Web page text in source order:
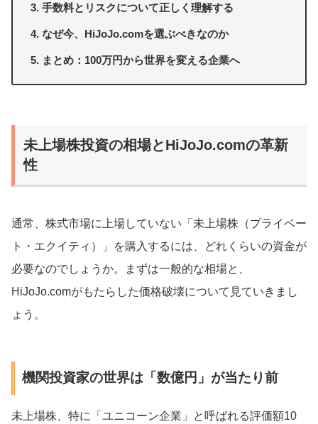
手数料とリスクについて正しく理解する
なぜ今、HiJoJo.comを選ぶべきなのか
まとめ：100万円から世界を変える企業へ
未上場株投資の相場とHiJoJo.comの革新
性
通常、株式市場に上場していない「未上場株（プライベー
ト・エクイティ）」を購入するには、どれくらいの資金が
必要なのでしょうか。まずは一般的な相場と、
HiJoJo.comがもたらした価格破壊について見ていきまし
ょう。
機関投資家の世界は「数億円」が当たり前
未上場株、特に「ユニコーン企業」と呼ばれる評価額10